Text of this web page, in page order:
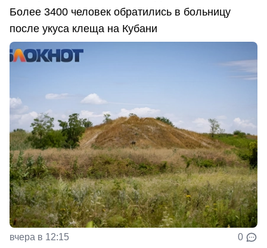
Более 3400 человек обратились в больницу
после укуса клеща на Кубани
вчера в 12:15 0